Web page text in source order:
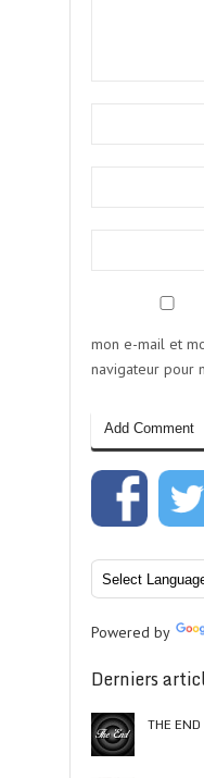
mon e-mail et
navigateur pour
Powered by
Derniers
THE END